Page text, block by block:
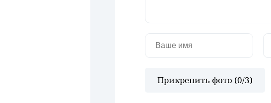
Прикрепить фото (0/3)